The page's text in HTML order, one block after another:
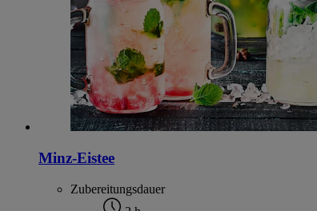
Minz-Eistee
Zubereitungsdauer